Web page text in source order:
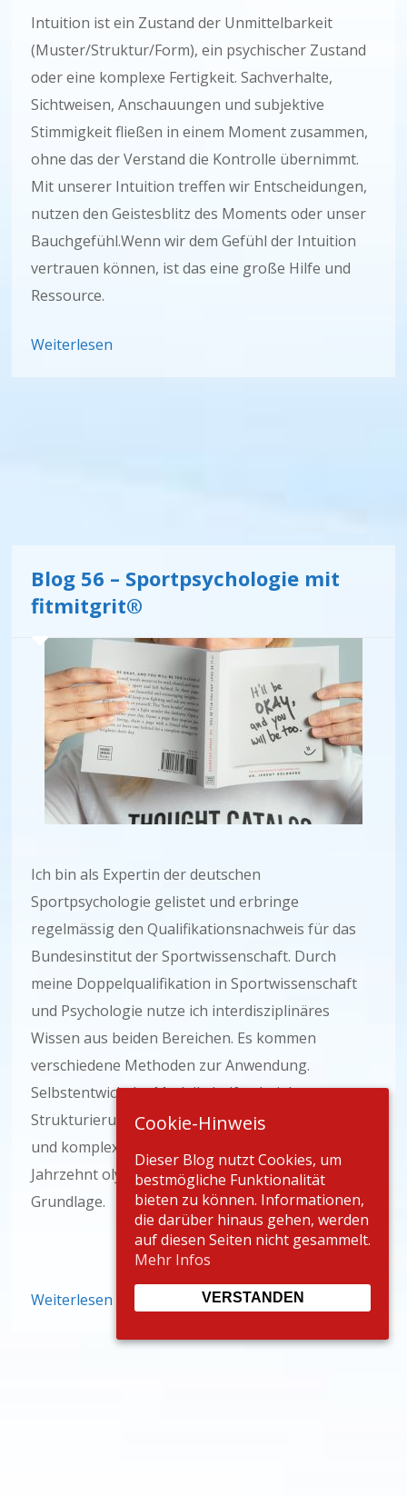
Intuition ist ein Zustand der Unmittelbarkeit
(Muster/Struktur/Form), ein psychischer Zustand
oder eine komplexe Fertigkeit. Sachverhalte,
Sichtweisen, Anschauungen und subjektive
Stimmigkeit fließen in einem Moment zusammen,
ohne das der Verstand die Kontrolle übernimmt.
Mit unserer Intuition treffen wir Entscheidungen,
nutzen den Geistesblitz des Moments oder unser
Bauchgefühl.Wenn wir dem Gefühl der Intuition
vertrauen können, ist das eine große Hilfe und
Ressource.
Weiterlesen
Blog 56 – Sportpsychologie mit
fitmitgrit®
Ich bin als Expertin der deutschen
Sportpsychologie gelistet und erbringe
regelmässig den Qualifikationsnachweis für das
Bundesinstitut der Sportwissenschaft. Durch
meine Doppelqualifikation in Sportwissenschaft
und Psychologie nutze ich interdisziplinäres
Wissen aus beiden Bereichen. Es kommen
verschiedene Methoden zur Anwendung.
Selbstentwickelte Modelle helfen bei der
Strukturierung der Gedanken. Meine Erfahrungen
und komplexes Praxiswissen aus über einem
Jahrzehnt olympischen Sports bilden meine solide
Grundlage.
Weiterlesen
Cookie-Hinweis
Dieser Blog nutzt Cookies, um
bestmögliche Funktionalität
bieten zu können. Informationen,
die darüber hinaus gehen, werden
auf diesen Seiten nicht gesammelt.
Mehr Infos
VERSTANDEN